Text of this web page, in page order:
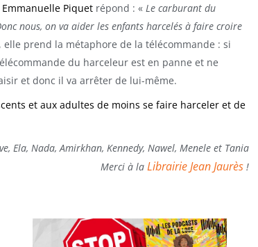
Emmanuelle Piquet répond : « Le carburant du
nous, on va aider les enfants harcelés à faire croire
elle prend la métaphore de la télécommande : si
du harceleur est en panne et ne
et donc il va arrêter de lui-même.
et aux adultes de moins se faire harceler et de
Ela, Nada, Amirkhan, Kennedy, Nawel, Menele et Tania
Merci à la Librairie Jean Jaurès !